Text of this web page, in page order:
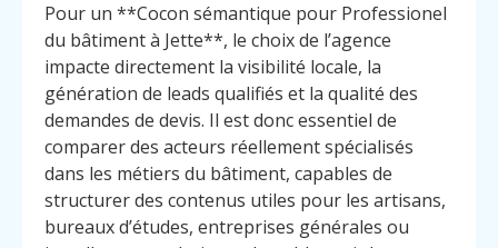
Pour un **Cocon sémantique pour Professionel
du bâtiment à Jette**, le choix de l’agence
impacte directement la visibilité locale, la
génération de leads qualifiés et la qualité des
demandes de devis. Il est donc essentiel de
comparer des acteurs réellement spécialisés
dans les métiers du bâtiment, capables de
structurer des contenus utiles pour les artisans,
bureaux d’études, entreprises générales ou